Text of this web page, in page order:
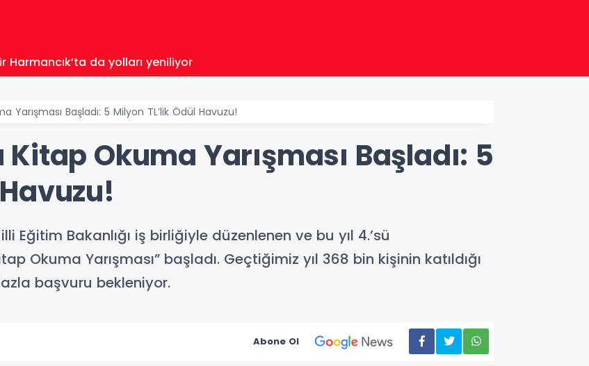
Harmancık’ta da yolları yeniliyor
Yarışması Başladı: 5 Milyon TL’lik Ödül Havuzu!
Kitap Okuma Yarışması Başladı: 5
Eğitim Bakanlığı iş birliğiyle düzenlenen ve bu yıl 4.’sü
Okuma Yarışması” başladı. Geçtiğimiz yıl 368 bin kişinin katıldığı
başvuru bekleniyor.
Abone Ol